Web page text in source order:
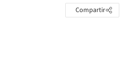
Compartir